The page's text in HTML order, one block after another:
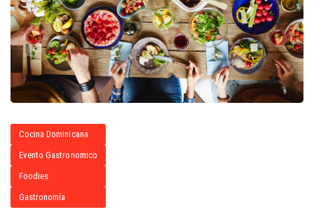
Cocina Dominicana
Evento Gastronomico
Foodies
Gastronomía